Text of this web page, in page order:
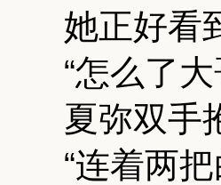
她正好看
“怎么了
夏弥双手
“连着两